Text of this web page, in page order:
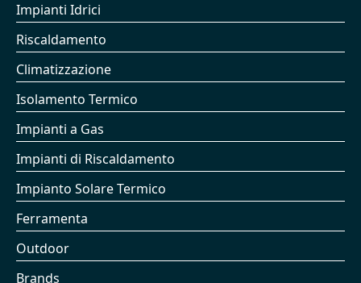
Impianti Idrici
Riscaldamento
Climatizzazione
Isolamento Termico
Impianti a Gas
Impianti di Riscaldamento
Impianto Solare Termico
Ferramenta
Outdoor
Brands